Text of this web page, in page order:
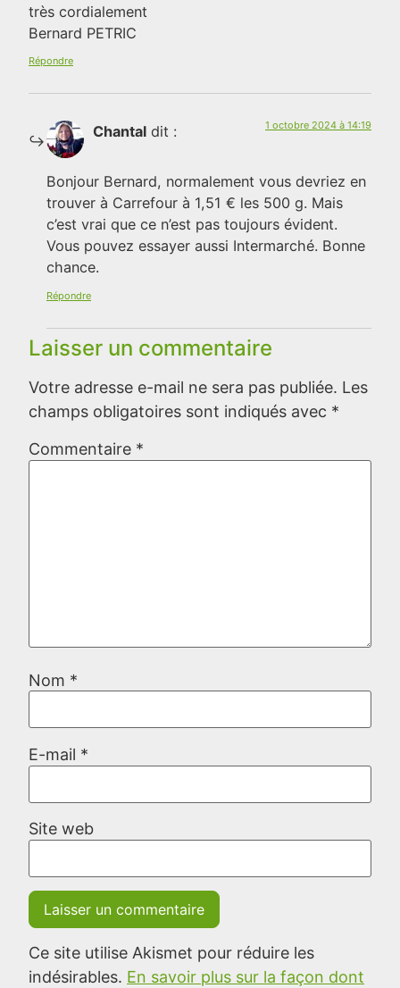
très cordialement
Bernard PETRIC
Répondre
Chantal dit : 1 octobre 2024 à 14:19
Bonjour Bernard, normalement vous devriez en
trouver à Carrefour à 1,51 € les 500 g. Mais
c’est vrai que ce n’est pas toujours évident.
Vous pouvez essayer aussi Intermarché. Bonne
chance.
Répondre
Laisser un commentaire
Votre adresse e-mail ne sera pas publiée. Les
champs obligatoires sont indiqués avec *
Commentaire *
Nom *
E-mail *
Site web
Ce site utilise Akismet pour réduire les
indésirables. En savoir plus sur la façon dont